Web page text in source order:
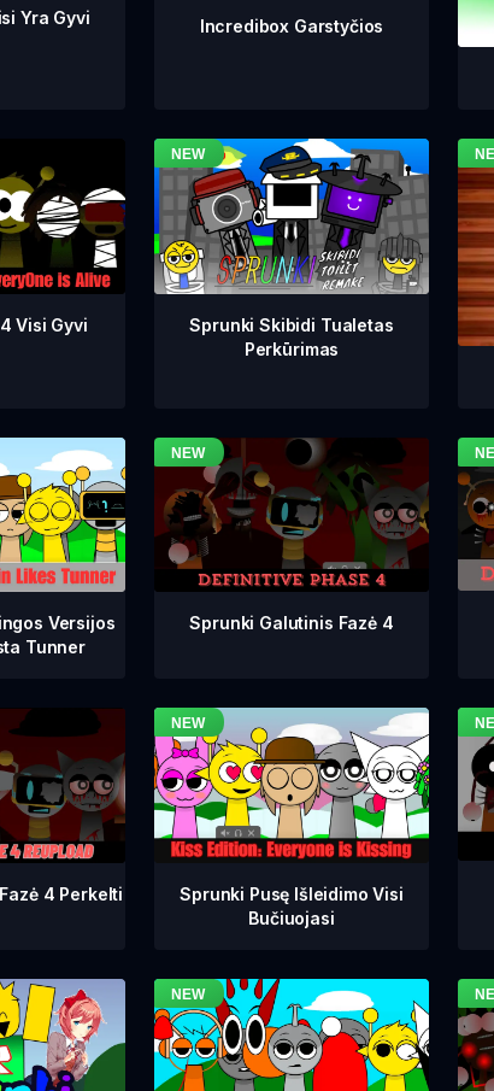
Yra Gyvi Incredibox Garstyčios
Visi Gyvi
Sprunki Skibidi Tualetas
Perkūrimas
Versijos
Tunner
Sprunki Galutinis Fazė 4
4 Perkelti
Sprunki Pusę Išleidimo Visi
Bučiuojasi